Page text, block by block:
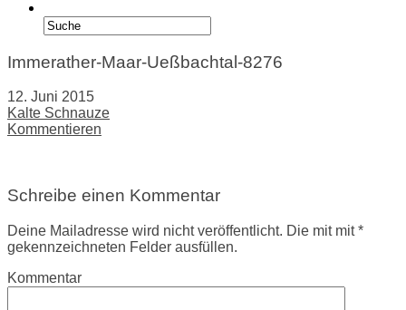
Immerather-Maar-Ueßbachtal-8276
12. Juni 2015
Kalte Schnauze
Kommentieren
Schreibe einen Kommentar
Deine Mailadresse wird nicht veröffentlicht. Die mit mit *
gekennzeichneten Felder ausfüllen.
Kommentar